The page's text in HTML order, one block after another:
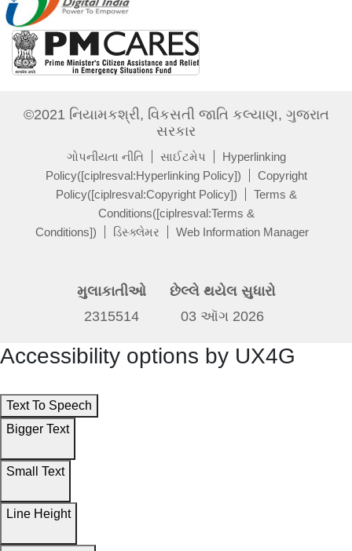
©2021 નિયામકશ્રી, વિકસતી જાતિ કલ્યાણ, ગુજરાત
સરકાર
ગોપનીયતા નીતિ સાઈટમેપ
Hyperlinking
Policy([ciplresval:Hyperlinking Policy])
Copyright
Policy([ciplresval:Copyright Policy])
Terms &
Conditions([ciplresval:Terms &
Conditions])
ડિસ્ક્લેમર Web Information Manager
મુલાકાતીઓ
2315514
છેલ્લે થયેલ સુધારો
03 ઑગ 2026
Accessibility options by UX4G
Text To Speech
Bigger Text
Small Text
Line Height